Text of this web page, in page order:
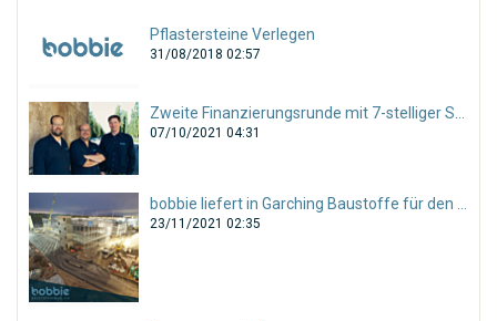
Pflastersteine Verlegen
31/08/2018 02:57
07/10/2021 04:31
23/11/2021 02:35